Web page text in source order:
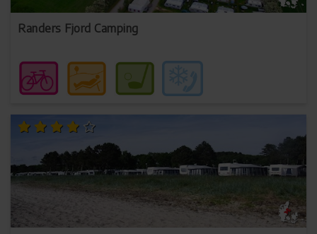
Randers Fjord Camping